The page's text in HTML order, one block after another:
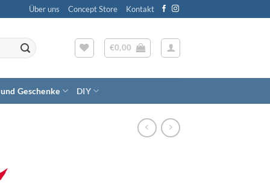
Über uns Concept Store Kontakt
€0,00
Geschenke DIY